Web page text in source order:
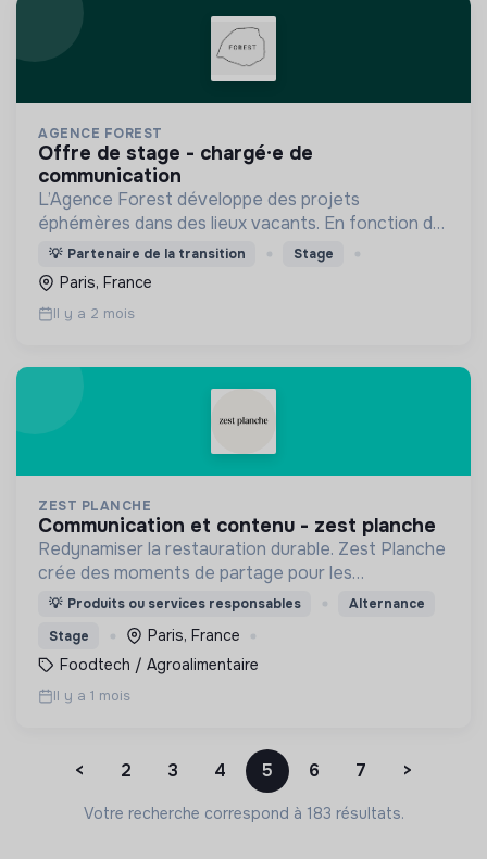
AGENCE FOREST
offre de stage - chargé·e de
communication
L’Agence Forest développe des projets
éphémères dans des lieux vacants. En fonction du
contexte, elle élabore des programmations
diversifiées : événementiel, activités à impact,
accueil du public...
💡 Partenaire de la transition Stage
Paris, France
Il y a 2 mois
ZEST PLANCHE
communication et contenu - zest planche
Redynamiser la restauration durable. Zest Planche
crée des moments de partage pour les
entreprises allant de 20 à 1000 Zesteurs en livrant
faites maison.
💡 Produits ou services responsables
Alternance
Stage
Paris, France
Foodtech / Agroalimentaire
Il y a 1 mois
< 2 3 4 5 6 7 >
Votre recherche correspond à 183 résultats.